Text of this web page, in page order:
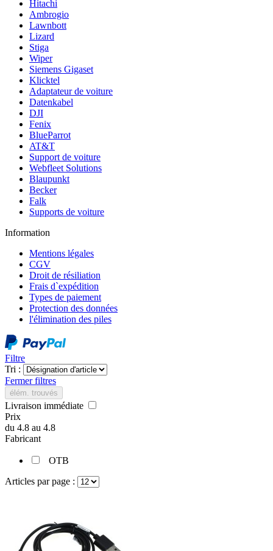
Hitachi
Ambrogio
Lawnbott
Lizard
Stiga
Wiper
Siemens Gigaset
Klicktel
Adaptateur de voiture
Datenkabel
DJI
Fenix
BlueParrot
AT&T
Support de voiture
Webfleet Solutions
Blaupunkt
Becker
Falk
Supports de voiture
Information
Mentions légales
CGV
Droit de résiliation
Frais d`expédition
Types de paiement
Protection des données
l'élimination des piles
Filtre
Tri :
Fermer filtres
élém. trouvés
Livraison immédiate
Prix
du 4.8 au 4.8
Fabricant
OTB
Articles par page :